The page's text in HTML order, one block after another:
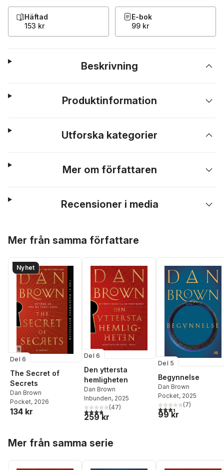
Häftad
153 kr
E-bok
99 kr
Beskrivning
Produktinformation
Utforska kategorier
Mer om författaren
Recensioner i media
Mer från samma författare
Nyhet
Del 6
The Secret of
Secrets
Dan Brown
Pocket, 2026
134 kr
Del 6
Den yttersta
hemligheten
Dan Brown
Inbunden, 2025
3,8utav 5 stjärnor. Totalt antal röster:
(47)
259 kr
Del 5
Begynnelse
Dan Brown
Pocket, 2025
3,4utav 5 stjärnor.
(7)
99 kr
Mer från samma serie